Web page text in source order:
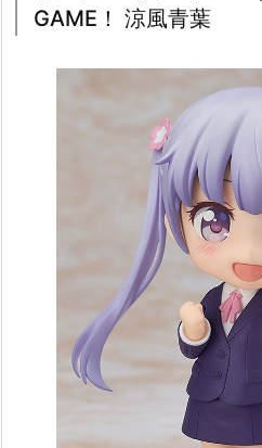
GAME！ 涼風青葉